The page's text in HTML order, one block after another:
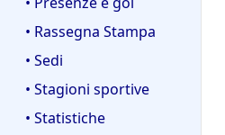
• Rassegna Stampa
• Sedi
• Stagioni sportive
• Statistiche